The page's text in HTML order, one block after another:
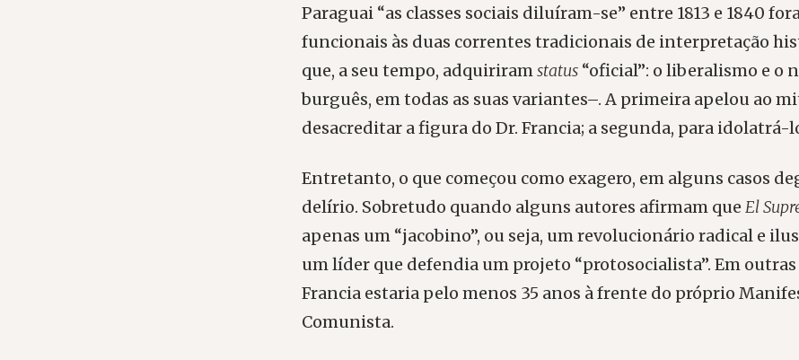
Paraguai “as classes sociais diluíram-se” entre 1813 e 1840
funcionais às duas correntes tradicionais de interpretação
que, a seu tempo, adquiriramstatus “oficial”: o liberalismo e o
burguês, em todas as suas variantes–. A primeira apelou ao
desacreditar a figura do Dr. Francia; a segunda, para idolatrá-
Entretanto, o que começou como exagero, em alguns casos
delírio. Sobretudo quando alguns autores afirmam que El
apenas um “jacobino”, ou seja, um revolucionário radical e
um líder que defendia um projeto “protosocialista”. Em outras
Francia estaria pelo menos 35 anos à frente do próprio
Comunista.